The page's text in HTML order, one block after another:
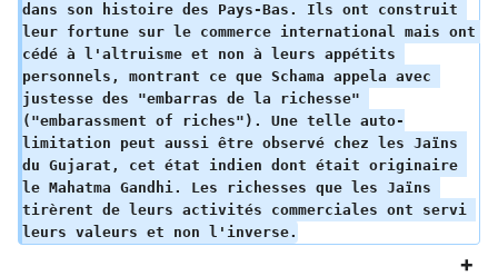
dans son histoire des Pays-Bas. Ils ont construit
leur fortune sur le commerce international mais ont
cédé à l'altruisme et non à leurs appétits
personnels, montrant ce que Schama appela avec
justesse des "embarras de la richesse"
("embarassment of riches"). Une telle auto-
limitation peut aussi être observé chez les Jaïns
du Gujarat, cet état indien dont était originaire
le Mahatma Gandhi. Les richesses que les Jaïns
tirèrent de leurs activités commerciales ont servi
leurs valeurs et non l'inverse.